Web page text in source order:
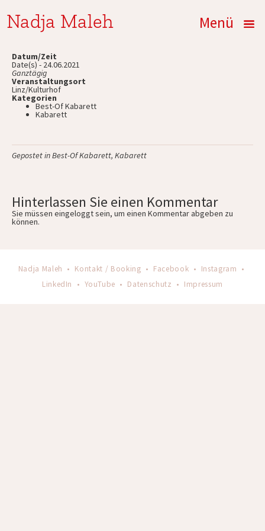
Nadja Maleh Menü
Datum/Zeit
Date(s) - 24.06.2021
Ganztägig
Veranstaltungsort
Linz/Kulturhof
Kategorien
Best-Of Kabarett
Kabarett
Gepostet inBest-Of Kabarett, Kabarett
Hinterlassen Sie einen Kommentar
Sie müssen eingeloggtsein, um einen Kommentar abgeben zu
können.
Nadja Maleh • Kontakt / Booking • Facebook • Instagram •
LinkedIn
• YouTube • Datenschutz • Impressum